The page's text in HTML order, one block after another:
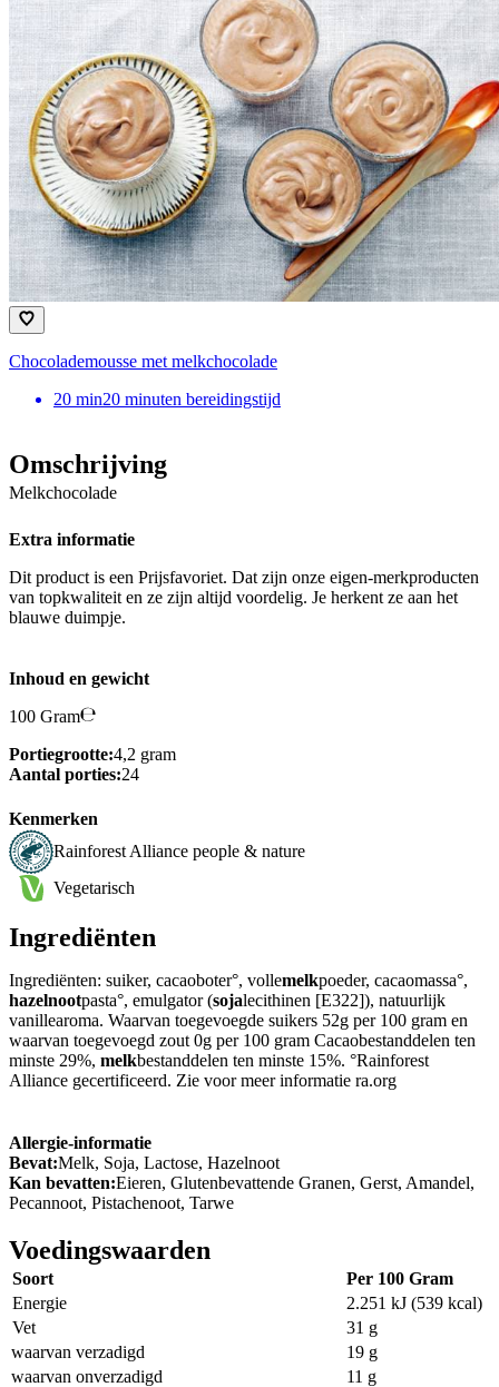
Chocolademousse met melkchocolade
20 min20 minuten bereidingstijd
Omschrijving
Melkchocolade
Extra informatie
Dit product is een Prijsfavoriet. Dat zijn onze eigen-merkproducten
van topkwaliteit en ze zijn altijd voordelig. Je herkent ze aan het
blauwe duimpje.
Inhoud en gewicht
100 Gram
Portiegrootte:4,2 gram
Aantal porties:24
Kenmerken
Rainforest Alliance people & nature
Vegetarisch
Ingrediënten
Ingrediënten: suiker, cacaoboter°, vollemelkpoeder, cacaomassa°,
hazelnootpasta°, emulgator (sojalecithinen [E322]), natuurlijk
vanillearoma. Waarvan toegevoegde suikers 52g per 100 gram en
waarvan toegevoegd zout 0g per 100 gram Cacaobestanddelen ten
minste 29%, melkbestanddelen ten minste 15%. °Rainforest
Alliance gecertificeerd. Zie voor meer informatie ra.org
Allergie-informatie
Bevat:Melk, Soja, Lactose, Hazelnoot
Kan bevatten:Eieren, Glutenbevattende Granen, Gerst, Amandel,
Pecannoot, Pistachenoot, Tarwe
Voedingswaarden
Soort
Per 100 Gram
Energie
2.251 kJ (539 kcal)
Vet
31 g
waarvan verzadigd
19 g
waarvan onverzadigd
11 g